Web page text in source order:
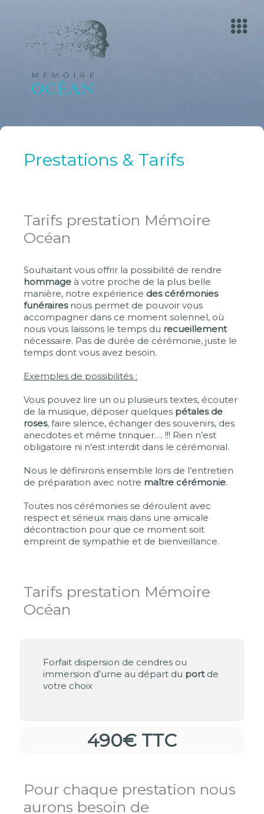
Prestations & Tarifs
Tarifs prestation Mémoire
Océan
Souhaitant vous offrir la possibilité de rendre
hommage à votre proche de la plus belle
manière, notre expérience des cérémonies
funérairesnous permet de pouvoir vous
accompagner dans ce moment solennel, où
nous vous laissons le temps du recueillement
nécessaire. Pas de durée de cérémonie, juste le
temps dont vous avez besoin.
Exemples de possibilités :
Vous pouvez lire un ou plusieurs textes, écouter
de la musique, déposer quelques pétales de
roses, faire silence, échanger des souvenirs, des
anecdotes et même trinquer…. !!! Rien n’est
obligatoire ni n’est interdit dans le cérémonial.
Nous le définirons ensemble lors de l’entretien
de préparation avec notre maître cérémonie.
Toutes nos cérémonies se déroulent avec
respect et sérieux mais dans une amicale
décontraction pour que ce moment soit
empreint de sympathie et de bienveillance.
Tarifs prestation Mémoire
Océan
Forfait dispersion de cendres ou
immersion d’urne au départ du portde
votre choix
490€ TTC
Pour chaque prestation nous
aurons besoin de